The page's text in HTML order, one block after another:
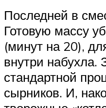
Последней в
Готовую массу
(минут на 20),
внутри набухла.
стандартной
сырников. И,